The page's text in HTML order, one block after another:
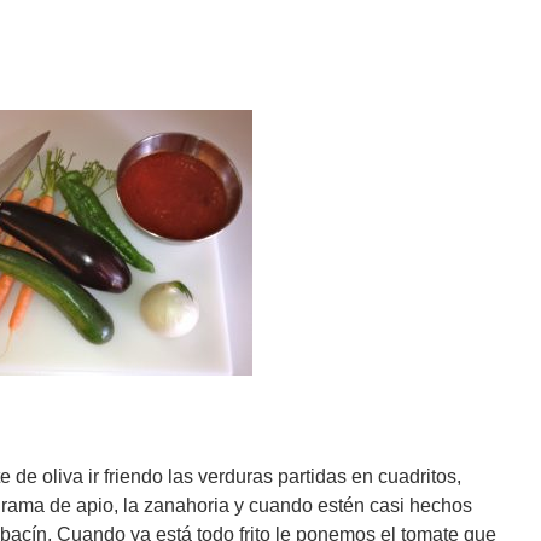
de oliva ir friendo las verduras partidas en cuadritos,
de apio, la zanahoria y cuando estén casi hechos
Cuando ya está todo frito le ponemos el tomate que